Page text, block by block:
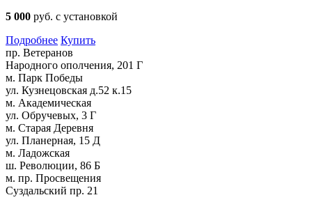
5 000 руб. с установкой
Подробнее Купить
пр. Ветеранов
Народного ополчения, 201 Г
м. Парк Победы
ул. Кузнецовская д.52 к.15
м. Академическая
ул. Обручевых, 3 Г
м. Старая Деревня
ул. Планерная, 15 Д
м. Ладожская
ш. Революции, 86 Б
м. пр. Просвещения
Суздальский пр. 21